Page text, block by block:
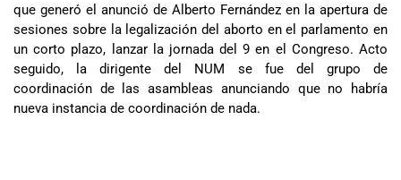
que generó el anunció de Alberto Fernández en la apertura de
sesiones sobre la legalización del aborto en el parlamento en
un corto plazo, lanzar la jornada del 9 en el Congreso. Acto
seguido, la dirigente del NUM se fue del grupo de
coordinación de las asambleas anunciando que no habría
nueva instancia de coordinación de nada.